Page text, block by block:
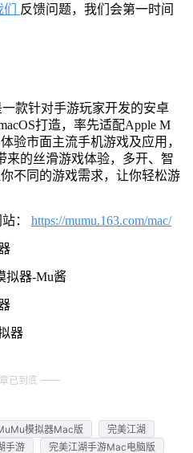
反馈问题，我们会第一时间
一款针对手游玩家开发的安卓
打造，率先适配Apple M
验市面主流手机游戏及应用，
来的丝滑游戏体验，多开、智
不同的游戏需求，让你轻松游
： https://mumu.163.com/mac/
拟器-Mu酱
器
已到底
模拟器Mac版
完美江湖
手游
完美江湖手游Mac电脑版